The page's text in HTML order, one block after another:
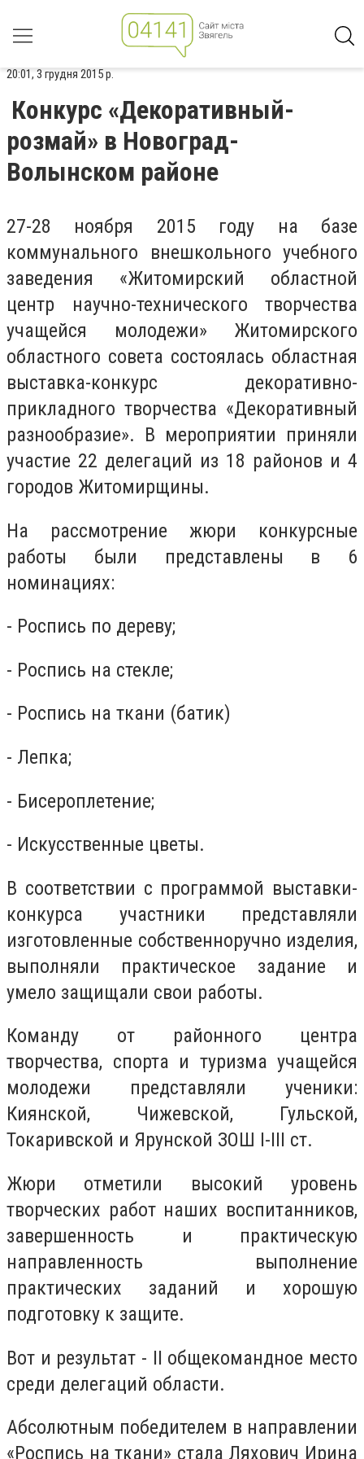
20:01, 3 грудня 2015 р.
Конкурс «Декоративный-
розмай» в Новоград-
Волынском районе
27-28 ноября 2015 году на базе
коммунального внешкольного учебного
заведения «Житомирский областной
центр научно-технического творчества
учащейся молодежи» Житомирского
областного совета состоялась областная
выставка-конкурс декоративно-
прикладного творчества «Декоративный
разнообразие». В мероприятии приняли
участие 22 делегаций из 18 районов и 4
городов Житомирщины.
На рассмотрение жюри конкурсные
работы были представлены в 6
номинациях:
- Роспись по дереву;
- Роспись на стекле;
- Роспись на ткани (батик)
- Лепка;
- Бисероплетение;
- Искусственные цветы.
В соответствии с программой выставки-
конкурса участники представляли
изготовленные собственноручно изделия,
выполняли практическое задание и
умело защищали свои работы.
Команду от районного центра
творчества, спорта и туризма учащейся
молодежи представляли ученики:
Киянской, Чижевской, Гульской,
Токаривской и Ярунской ЗОШ I-III ст.
Жюри отметили высокий уровень
творческих работ наших воспитанников,
завершенность и практическую
направленность выполнение
практических заданий и хорошую
подготовку к защите.
Вот и результат - II общекомандное место
среди делегаций области.
Абсолютным победителем в направлении
«Роспись на ткани» стала Ляхович Ирина